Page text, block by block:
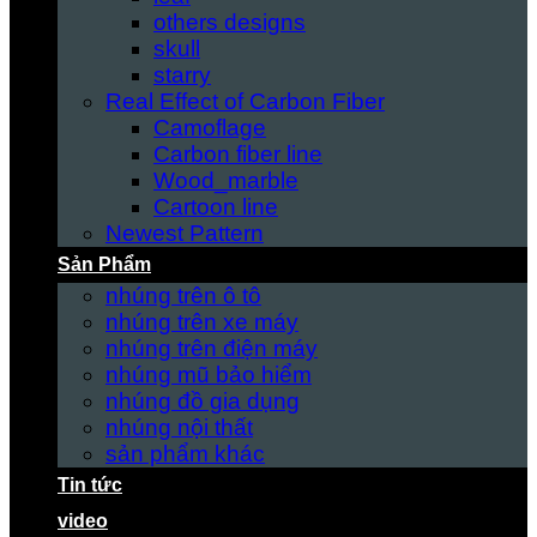
others designs
skull
starry
Real Effect of Carbon Fiber
Camoflage
Carbon fiber line
Wood_marble
Cartoon line
Newest Pattern
Sản Phẩm
nhúng trên ô tô
nhúng trên xe máy
nhúng trên điện máy
nhúng mũ bảo hiểm
nhúng đồ gia dụng
nhúng nội thất
sản phẩm khác
Tin tức
video